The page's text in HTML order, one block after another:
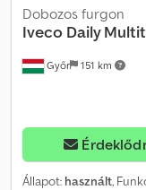
Győr 151 km
Dobozos furgon
Iveco Daily
Állapot: használt,